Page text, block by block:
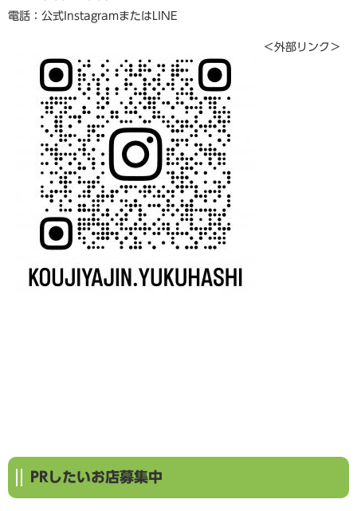
電話：公式InstagramまたはLINE
＜外部リンク＞
PRしたいお店募集中